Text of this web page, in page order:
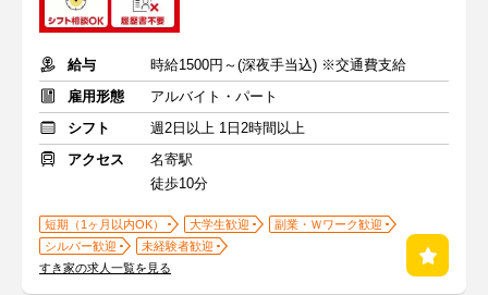
給与
時給1500円～(深夜手当込) ※交通費支給
雇用形態
アルバイト・パート
シフト
週2日以上 1日2時間以上
アクセス
名寄駅
徒歩10分
短期（1ヶ月以内OK） 大学生歓迎
副業・Ｗワーク歓迎
シルバー歓迎
未経験者歓迎
すき家の求人一覧を見る